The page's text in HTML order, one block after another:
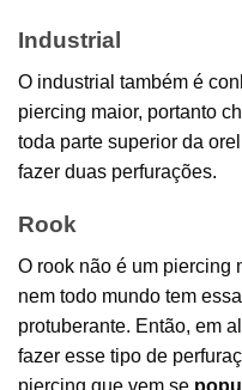
Industrial
O industrial também é
piercing maior, portanto
toda parte superior da
fazer duas perfurações.
Rook
O rook não é um piercing
nem todo mundo tem
protuberante. Então, em
fazer esse tipo de
piercing que vem se